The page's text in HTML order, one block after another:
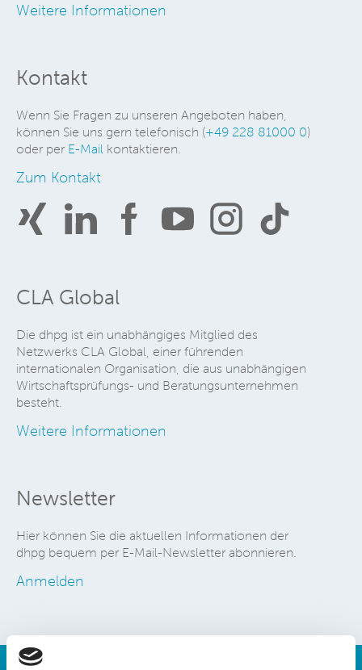
Weitere Informationen
Kontakt
Wenn Sie Fragen zu unseren Angeboten haben,
können Sie uns gern telefonisch (+49 228 81000 0)
oder per E-Mail kontaktieren.
Zum Kontakt
CLA Global
Die dhpg ist ein unabhängiges Mitglied des
Netzwerks CLA Global, einer führenden
internationalen Organisation, die aus unabhängigen
Wirtschaftsprüfungs- und Beratungsunternehmen
besteht.
Weitere Informationen
Newsletter
Hier können Sie die aktuellen Informationen der
dhpg bequem per E-Mail-Newsletter abonnieren.
Anmelden